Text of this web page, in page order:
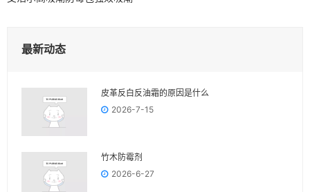
最新动态
皮革反白反油霜的原因是什么
2026-7-15
竹木防霉剂
2026-6-27